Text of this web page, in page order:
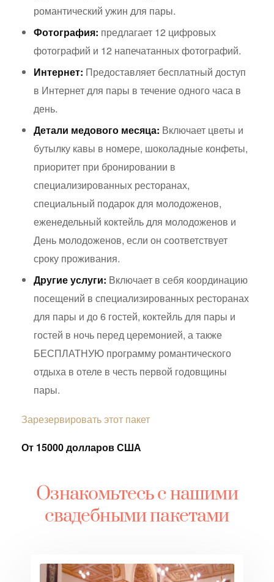
романтический ужин для пары.
Фотография: предлагает 12 цифровых
фотографий и 12 напечатанных фотографий.
Интернет: Предоставляет бесплатный доступ
в Интернет для пары в течение одного часа в
день.
Детали медового месяца: Включает цветы и
бутылку кавы в номере, шоколадные конфеты,
приоритет при бронировании в
специализированных ресторанах,
специальный подарок для молодоженов,
еженедельный коктейль для молодоженов и
День молодоженов, если он соответствует
сроку проживания.
Другие услуги: Включает в себя координацию
посещений в специализированных ресторанах
для пары и до 6 гостей, коктейль для пары и
гостей в ночь перед церемонией, а также
БЕСПЛАТНУЮ программу романтического
отдыха в отеле в честь первой годовщины
пары.
Зарезервировать этот пакет
От 15000 долларов США
Ознакомьтесь с нашими
свадебными пакетами